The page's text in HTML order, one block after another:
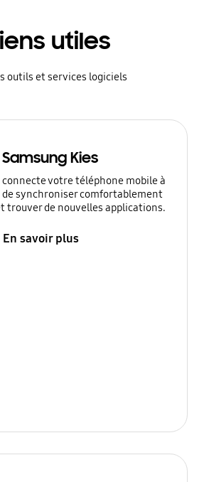
utiles
outils et services logiciels
Samsung Kies
connecte votre téléphone mobile à
de synchroniser comfortablement
trouver de nouvelles applications.
En savoir plus